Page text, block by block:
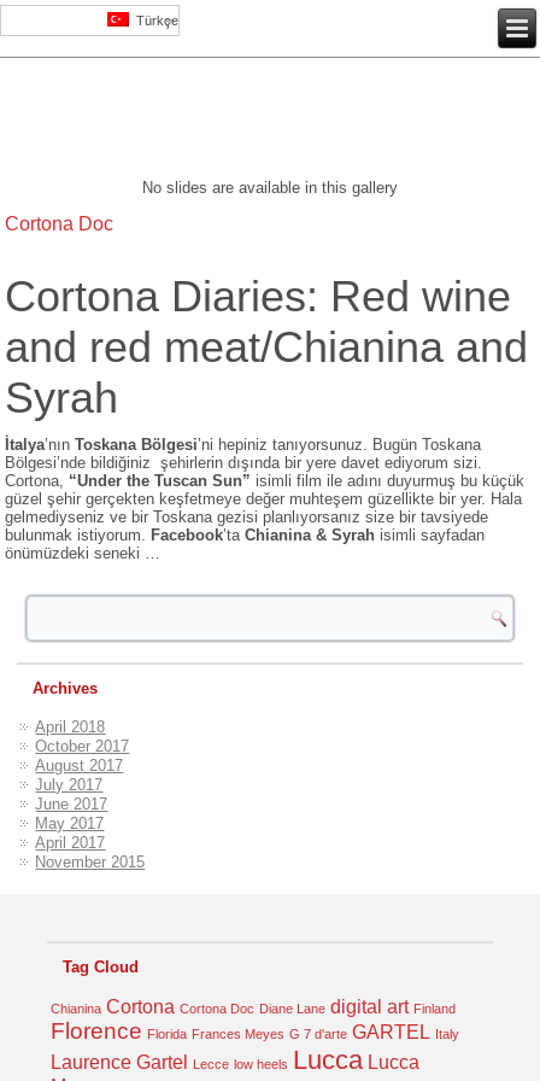
Türkçe
No slides are available in this gallery
Cortona Doc
Cortona Diaries: Red wine
and red meat/Chianina and
Syrah
İtalya’nınToskana Bölgesi’ni hepiniz tanıyorsunuz. Bugün Toskana
Bölgesi’nde bildiğiniz şehirlerin dışında bir yere davet ediyorum sizi.
Cortona, “Under the Tuscan Sun” isimli film ile adını duyurmuş bu küçük
güzel şehir gerçekten keşfetmeye değer muhteşem güzellikte bir yer. Hala
gelmediyseniz ve bir Toskana gezisi planlıyorsanız size bir tavsiyede
bulunmak istiyorum. Facebook’taChianina & Syrah isimli sayfadan
önümüzdeki seneki …
Archives
April 2018
October 2017
August 2017
July 2017
June 2017
May 2017
April 2017
November 2015
Tag Cloud
Chianina Cortona Cortona Doc Diane Lane digital art Finland
Florence Florida Frances Meyes G 7 d'arte GARTEL Italy
Laurence Gartel Lecce low heels Lucca Lucca